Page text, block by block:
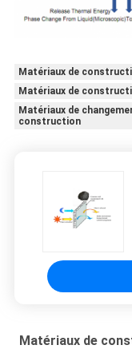
Matériaux de
Matériaux de
Matériaux de
construction
Matériaux de